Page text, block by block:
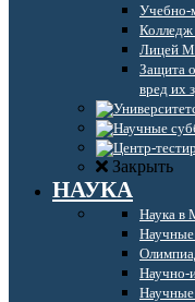
Учебно-
Лицей
Защита
вред их
Закрыть
НАУКА
Наука
Научно-